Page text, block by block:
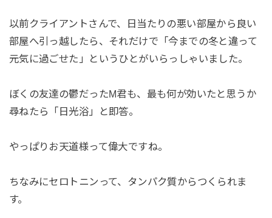
以前クライアントさんで、日当たりの悪い部屋から良い
部屋へ引っ越したら、それだけで「今までの冬と違って
元気に過ごせた」というひとがいらっしゃいました。
ぼくの友達の鬱だったM君も、最も何が効いたと思うか
尋ねたら「日光浴」と即答。
やっぱりお天道様って偉大ですね。
ちなみにセロトニンって、タンパク質からつくられま
す。